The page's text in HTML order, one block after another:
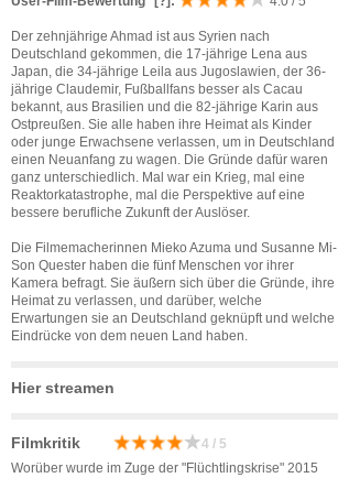
Der zehnjährige Ahmad ist aus Syrien nach
Deutschland gekommen, die 17-jährige Lena aus
Japan, die 34-jährige Leila aus Jugoslawien, der 36-
jährige Claudemir, Fußballfans besser als Cacau
bekannt, aus Brasilien und die 82-jährige Karin aus
Ostpreußen. Sie alle haben ihre Heimat als Kinder
oder junge Erwachsene verlassen, um in Deutschland
einen Neuanfang zu wagen. Die Gründe dafür waren
ganz unterschiedlich. Mal war ein Krieg, mal eine
Reaktorkatastrophe, mal die Perspektive auf eine
bessere berufliche Zukunft der Auslöser.
Die Filmemacherinnen Mieko Azuma und Susanne Mi-
Son Quester haben die fünf Menschen vor ihrer
Kamera befragt. Sie äußern sich über die Gründe, ihre
Heimat zu verlassen, und darüber, welche
Erwartungen sie an Deutschland geknüpft und welche
Eindrücke von dem neuen Land haben.
Hier streamen
Filmkritik 4 / 5
Worüber wurde im Zuge der "Flüchtlingskrise" 2015